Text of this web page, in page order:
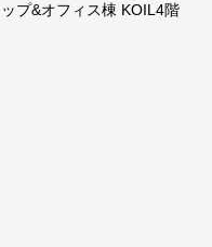
プ&オフィス棟 KOIL4階